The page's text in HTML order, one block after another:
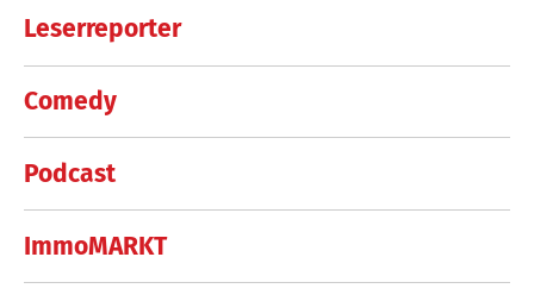
Leserreporter
Comedy
Podcast
ImmoMARKT